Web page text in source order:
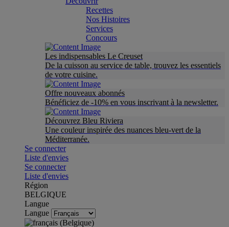
Recettes
Nos Histoires
Services
Concours
Les indispensables Le Creuset
De la cuisson au service de table, trouvez les essentiels
de votre cuisine.
Offre nouveaux abonnés
Bénéficiez de -10% en vous inscrivant à la newsletter.
Découvrez Bleu Riviera
Une couleur inspirée des nuances bleu-vert de la
Méditerranée.
Se connecter
Liste d'envies
Se connecter
Liste d'envies
Région
BELGIQUE
Langue
Langue